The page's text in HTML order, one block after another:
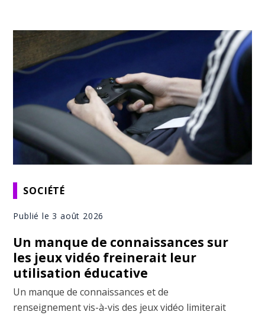
SOCIÉTÉ
Publié le 3 août 2026
Un manque de connaissances sur
les jeux vidéo freinerait leur
utilisation éducative
Un manque de connaissances et de
renseignement vis-à-vis des jeux vidéo limiterait